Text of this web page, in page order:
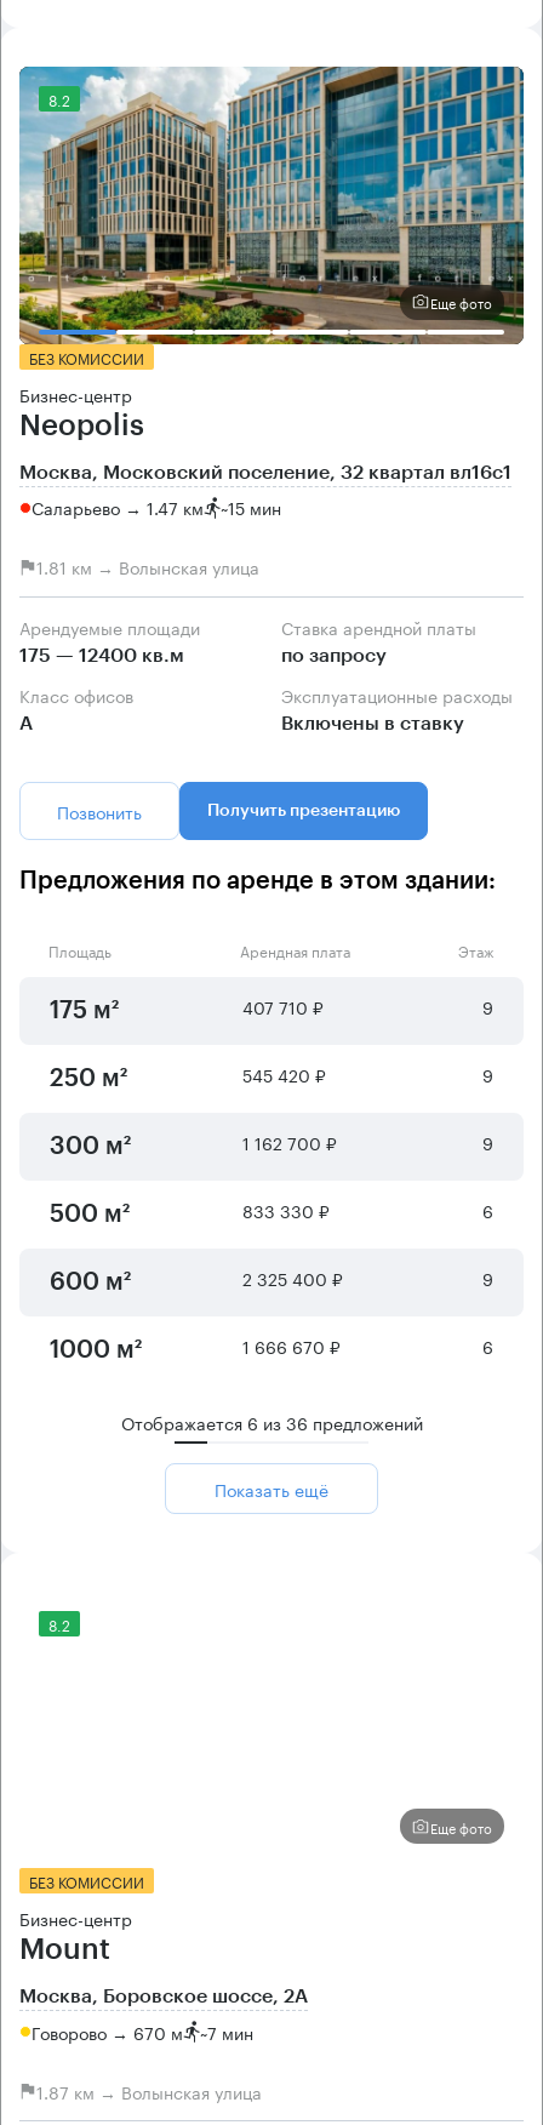
8.2
Еще фото
БЕЗ КОМИССИИ
Бизнес-центр
Neopolis
Москва, Московский поселение, 32 квартал вл16с1
Саларьево → 1.47 км ~15 мин
1.81 км → Волынская улица
Арендуемые площади
175 — 12400 кв.м
Ставка арендной платы
по запросу
Класс офисов
А
Эксплуатационные расходы
Включены в ставку
Позвонить Получить презентацию
Предложения по аренде в этом здании:
Площадь Арендная плата Этаж
175 м² 407 710 ₽ 9
250 м² 545 420 ₽ 9
300 м² 1 162 700 ₽ 9
500 м² 833 330 ₽ 6
600 м² 2 325 400 ₽ 9
1000 м² 1 666 670 ₽ 6
Отображается 6 из36 предложений
Показать ещё
8.2
Еще фото
БЕЗ КОМИССИИ
Бизнес-центр
Mount
Москва, Боровское шоссе, 2А
Говорово → 670 м ~7 мин
1.87 км → Волынская улица